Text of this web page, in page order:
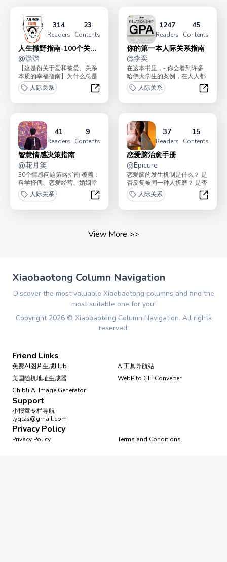
314
Readers
23
Contents
人生撒野指南-100个关于
爱的答案
@澹澹
【这是份关于爱和被爱、关系
本质的幸福指南】为什么总是
爱不到对的人？<br>分手了如
何挽回？<br>怎...
人际关系
人生撒野指南-100个关于爱的答案
1247
Readers
45
Contents
你的第一本人际关系指南
@李奕
在这本书里，- 你会看到许多
哈佛大学生的案例，在人人都
是学霸的环境下，他们如何通
过构建人际关系网络，...
人际关系
你的
41
Readers
9
Contents
智慧情感决策指南
@花月笑
30个情感问题策略指南 覆盖：
科学择偶、恋爱经营、婚姻幸
福（连载中，已更新8篇，共
30篇）我是鱼叔...
人际关系
智慧情感决策指南
37
Readers
15
Contents
恋爱脑治愈手册
@Epicure
恋爱脑的发生机制是什么？ 是
否反复被同一种人折磨？ 是否
怀疑自己爱无能？ 恋爱脑是否
影响到了正...
人际关系
恋爱
View More >>
Xiaobaotong Column Navigation
Discover the most valuable Xiaobaotong columns and find the
most suitable one for you!
Copyright 2026© Xiaobaotong Column Navigation. All rights
reserved.
Friend Links
免费AI图片生成Hub
AI工具导航站
美国随机地址生成器
WebP to GIF Converter
Ghibli AI Image Generator
Support
小报童专栏导航
lyqtzs@gmail.com
Privacy Policy
Privacy Policy Terms and Conditions